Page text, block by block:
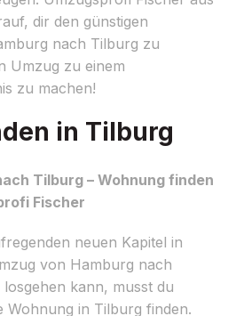
dir den günstigen
nach Tilburg zu
Umzug zu einem
zu machen!
in Tilburg
Tilburg – Wohnung finden
Fischer
neuen Kapitel in
von Hamburg nach
kann, musst du
Wohnung in Tilburg finden.